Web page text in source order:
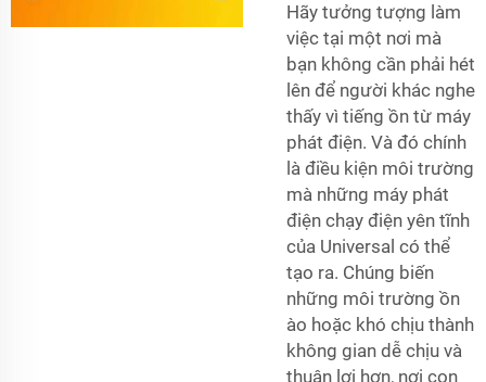
Hãy tưởng tượng làm
việc tại một nơi mà
bạn không cần phải hét
lên để người khác nghe
thấy vì tiếng ồn từ máy
phát điện. Và đó chính
là điều kiện môi trường
mà những máy phát
điện chạy điện yên tĩnh
của Universal có thể
tạo ra. Chúng biến
những môi trường ồn
ào hoặc khó chịu thành
không gian dễ chịu và
thuận lợi hơn, nơi con